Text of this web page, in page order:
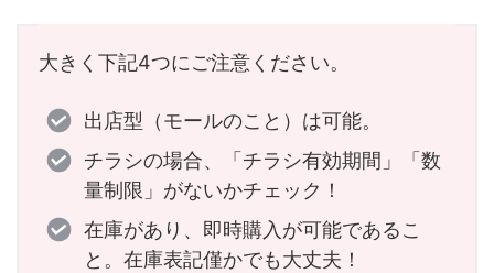
大きく下記4つにご注意ください。
出店型（モールのこと）は可能。
チラシの場合、「チラシ有効期間」「数
量制限」がないかチェック！
在庫があり、即時購入が可能であるこ
と。在庫表記僅かでも大丈夫！